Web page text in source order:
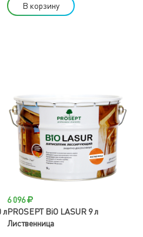
В корзину
л
6 096
PROSEPT BiO LASUR 9 л
Лиственница